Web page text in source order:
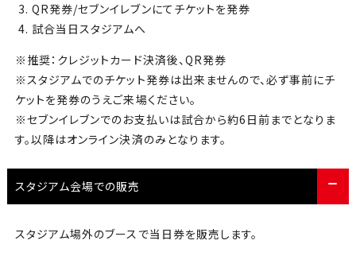
QR発券/セブンイレブンにてチケットを発券
試合当日スタジアムへ
※推奨：クレジットカード決済後、QR発券
※スタジアムでのチケット発券は出来ませんので、必ず事前にチ
ケットを発券のうえご来場ください。
※セブンイレブンでのお支払いは試合から約6日前までとなりま
す。以降はオンライン決済のみとなります。
スタジアム会場での販売
スタジアム場外のブースで当日券を販売します。